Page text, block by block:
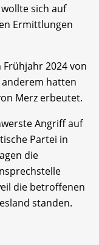
sich auf
Ermittlungen
2024 von
hatten
Merz erbeutet.
Angriff auf
Partei in
die
die betroffenen
standen.